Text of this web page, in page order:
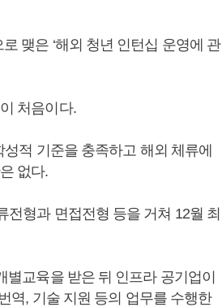
맺은 ‘해외 청년 인턴십 운영에 관
처음이다.
적 기준을 충족하고 해외 체류에
없다.
전형과 면접전형 등을 거쳐 12월 최
별교육을 받은 뒤 인프라 공기업이
역, 기술 지원 등의 업무를 수행한